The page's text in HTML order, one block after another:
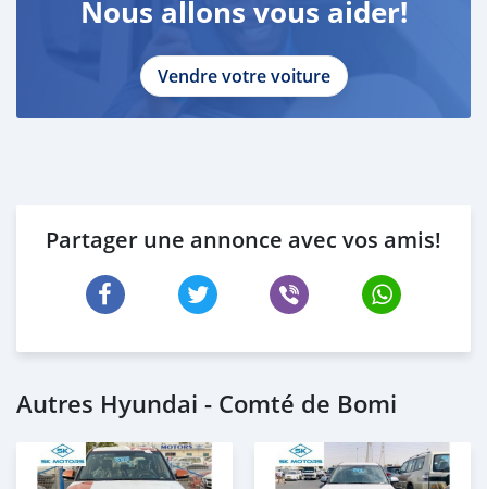
Nous allons vous aider!
Vendre votre voiture
Partager une annonce avec vos amis!
Autres Hyundai - Comté de Bomi